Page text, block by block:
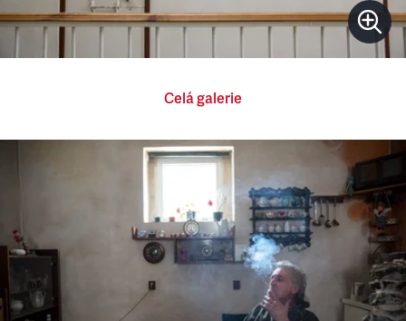
Celá galerie